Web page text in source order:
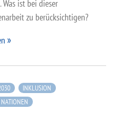
Was ist bei dieser
zu berücksichtigen?
INKLUSION